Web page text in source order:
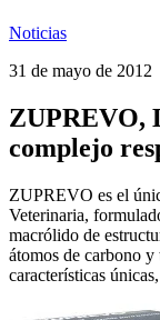
Noticias
31 de mayo de 2012
ZUPREVO,
complejo
ZUPREVO es el
Veterinaria,
macrólido de
átomos de carbono
características